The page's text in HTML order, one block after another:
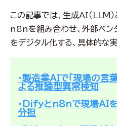
この記事では、生成AI（LLM
n8nを組み合わせ、外部ベン
をデジタル化する、具体的な
・製造業AIで「現場の言
よる推論型異常検知
・Difyとn8nで現場AI
分担